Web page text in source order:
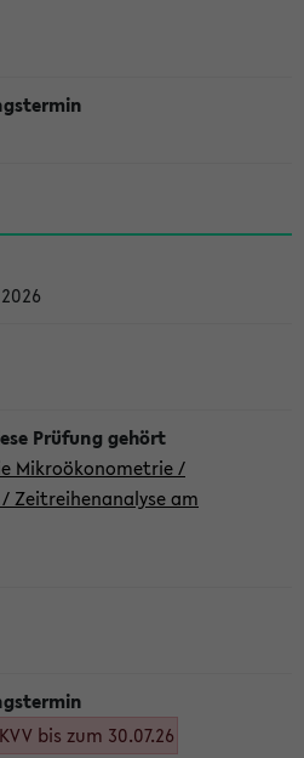
Mikroökonometrie /
Zeitreihenanalyse am
bis zum 30.07.26